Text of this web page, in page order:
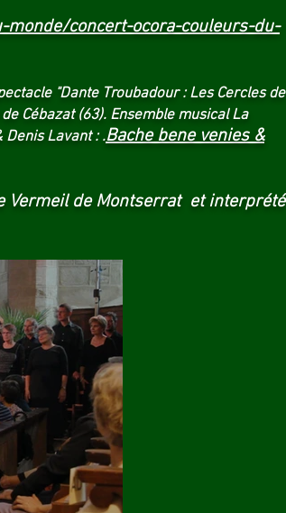
concert-ocora-couleurs-du-
"Dante Troubadour : Les Cercles de
Cébazat (63). Ensemble musical La
Lavant : .Bache bene venies &
Vermeil de Montserrat et interprété